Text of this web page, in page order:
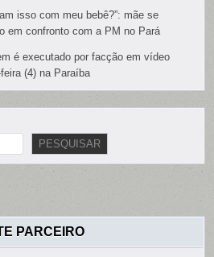
isso com meu bebê?”: mãe se
em confronto com a PM no Pará
é executado por facção em vídeo
(4) na Paraíba
PESQUISAR
PARCEIRO